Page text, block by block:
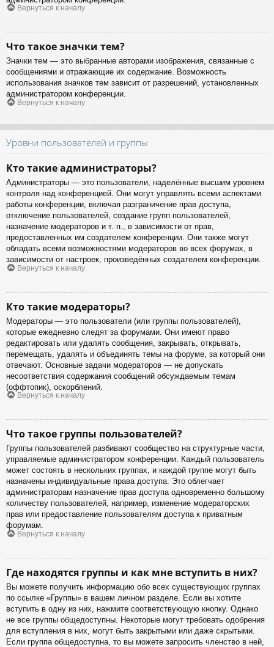
Вернуться к началу
Что такое значки тем?
Значки тем — это выбранные авторами изображения, связанные с
сообщениями и отражающие их содержание. Возможность
использования значков тем зависит от разрешений, установленных
администратором конференции.
Вернуться к началу
Уровни пользователей и группы
Кто такие администраторы?
Администраторы — это пользователи, наделённые высшим уровнем
контроля над конференцией. Они могут управлять всеми аспектами
работы конференции, включая разграничение прав доступа,
отключение пользователей, создание групп пользователей,
назначение модераторов и т. п., в зависимости от прав,
предоставленных им создателем конференции. Они также могут
обладать всеми возможностями модераторов во всех форумах, в
зависимости от настроек, произведённых создателем конференции.
Вернуться к началу
Кто такие модераторы?
Модераторы — это пользователи (или группы пользователей),
которые ежедневно следят за форумами. Они имеют право
редактировать или удалять сообщения, закрывать, открывать,
перемещать, удалять и объединять темы на форуме, за который они
отвечают. Основные задачи модераторов — не допускать
несоответствия содержания сообщений обсуждаемым темам
(оффтопик), оскорблений.
Вернуться к началу
Что такое группы пользователей?
Группы пользователей разбивают сообщество на структурные части,
управляемые администратором конференции. Каждый пользователь
может состоять в нескольких группах, и каждой группе могут быть
назначены индивидуальные права доступа. Это облегчает
администраторам назначение прав доступа одновременно большому
количеству пользователей, например, изменение модераторских
прав или предоставление пользователям доступа к приватным
форумам.
Вернуться к началу
Где находятся группы и как мне вступить в них?
Вы можете получить информацию обо всех существующих группах
по ссылке «Группы» в вашем личном разделе. Если вы хотите
вступить в одну из них, нажмите соответствующую кнопку. Однако
не все группы общедоступны. Некоторые могут требовать одобрения
для вступления в них, могут быть закрытыми или даже скрытыми.
Если группа общедоступна, то вы можете запросить членство в ней,